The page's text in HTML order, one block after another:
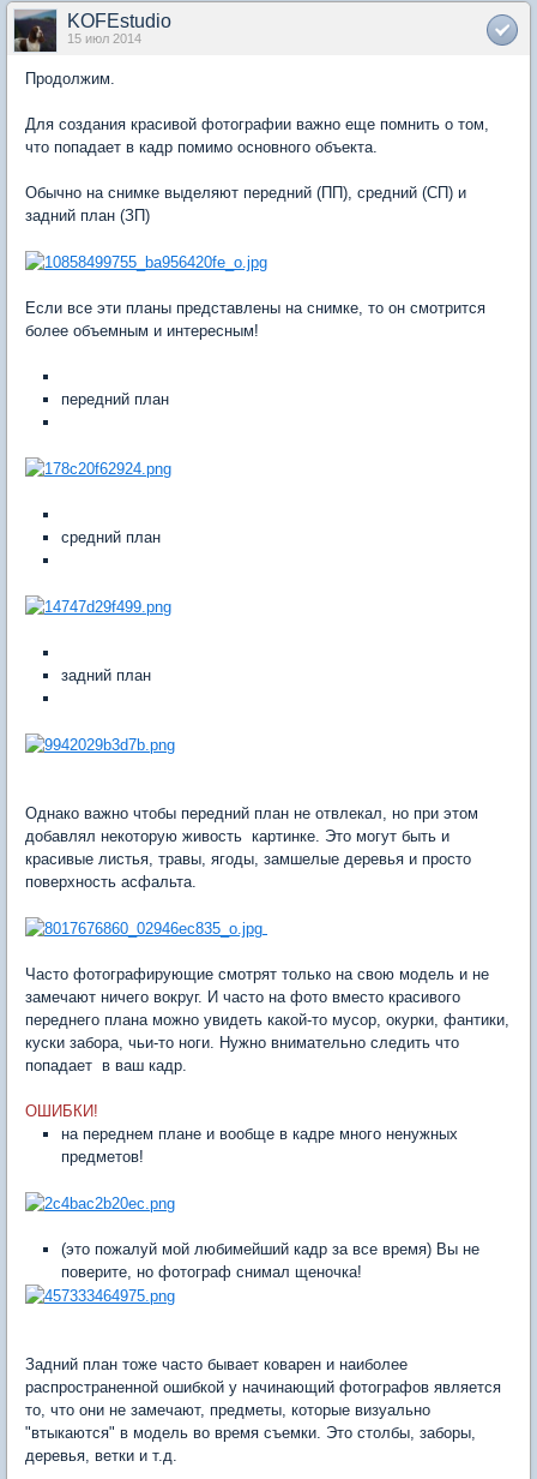
KOFEstudio
15 июл 2014
Продолжим.
Для создания красивой фотографии важно еще помнить о том,
что попадает в кадр помимо основного объекта.
Обычно на снимке выделяют передний (ПП), средний (СП) и
задний план (ЗП)
Если все эти планы представлены на снимке, то он смотрится
более объемным и интересным!
передний план
средний план
задний план
Однако важно чтобы передний план не отвлекал, но при этом
добавлял некоторую живость картинке. Это могут быть и
красивые листья, травы, ягоды, замшелые деревья и просто
поверхность асфальта.
Часто фотографирующие смотрят только на свою модель и не
замечают ничего вокруг. И часто на фото вместо красивого
переднего плана можно увидеть какой-то мусор, окурки, фантики,
куски забора, чьи-то ноги. Нужно внимательно следить что
попадает в ваш кадр.
ОШИБКИ!
на переднем плане и вообще в кадре много ненужных
предметов!
(это пожалуй мой любимейший кадр за все время) Вы не
поверите, но фотограф снимал щеночка!
Задний план тоже часто бывает коварен и наиболее
распространенной ошибкой у начинающий фотографов является
то, что они не замечают, предметы, которые визуально
"втыкаются" в модель во время съемки. Это столбы, заборы,
деревья, ветки и т.д.